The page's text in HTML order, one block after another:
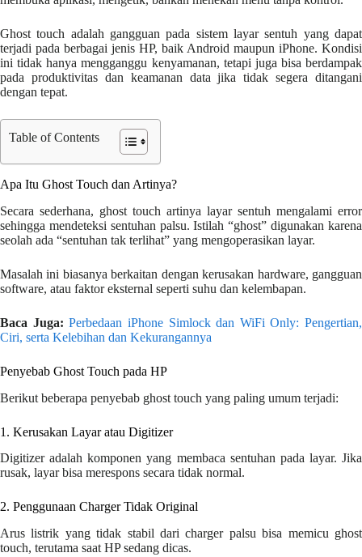
Ghost touch adalah gangguan pada sistem layar sentuh yang dapat
terjadi pada berbagai jenis HP, baik Android maupun iPhone. Kondisi
ini tidak hanya mengganggu kenyamanan, tetapi juga bisa berdampak
pada produktivitas dan keamanan data jika tidak segera ditangani
dengan tepat.
Table of Contents
Apa Itu Ghost Touch dan Artinya?
Secara sederhana, ghost touch artinya layar sentuh mengalami error
sehingga mendeteksi sentuhan palsu. Istilah “ghost” digunakan karena
seolah ada “sentuhan tak terlihat” yang mengoperasikan layar.
Masalah ini biasanya berkaitan dengan kerusakan hardware, gangguan
software, atau faktor eksternal seperti suhu dan kelembapan.
Baca Juga: Perbedaan iPhone Simlock dan WiFi Only: Pengertian,
Ciri, serta Kelebihan dan Kekurangannya
Penyebab Ghost Touch pada HP
Berikut beberapa penyebab ghost touch yang paling umum terjadi:
1. Kerusakan Layar atau Digitizer
Digitizer adalah komponen yang membaca sentuhan pada layar. Jika
rusak, layar bisa merespons secara tidak normal.
2. Penggunaan Charger Tidak Original
Arus listrik yang tidak stabil dari charger palsu bisa memicu ghost
touch, terutama saat HP sedang dicas.